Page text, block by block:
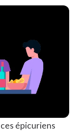
épicuriens